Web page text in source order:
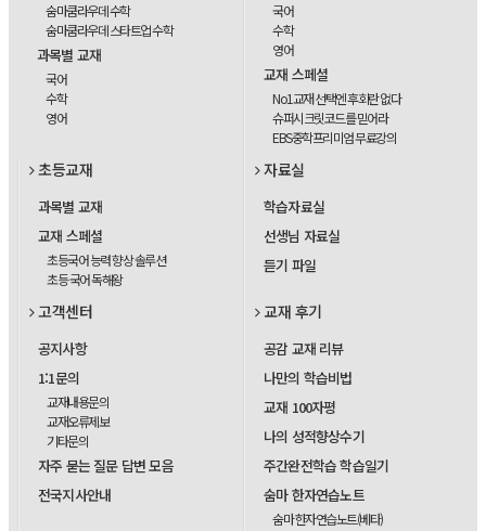
숨마쿰라우데 수학
숨마쿰라우데 스타트업 수학
과목별 교재
국어
수학
영어
국어
수학
영어
교재 스페셜
No1교재 선택엔 후회란 없다
슈퍼시크릿코드를 믿어라
EBS중학프리미엄 무료강의
초등교재
과목별 교재
교재 스페셜
초등국어 능력 향상 솔루션
초등 국어 독해왕
자료실
학습자료실
선생님 자료실
듣기 파일
고객센터
공지사항
1:1문의
교재내용문의
교재오류제보
기타문의
자주 묻는 질문 답변 모음
전국지사안내
교재 후기
공감 교재 리뷰
나만의 학습비법
교재 100자평
나의 성적향상수기
주간완전학습 학습일기
숨마 한자연습노트
숨마 한자연습노트(베타)